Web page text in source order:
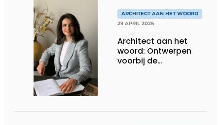
ARCHITECT AAN HET WOORD
29 APRIL 2026
Architect aan het
woord: Ontwerpen
voorbij de